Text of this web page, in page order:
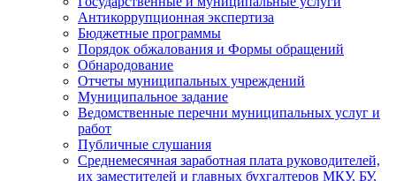
Антикоррупционная экспертиза
Бюджетные программы
Порядок обжалования и Формы обращений
Обнародование
Отчеты муниципальных учреждений
Муниципальное задание
Ведомственные перечни муниципальных услуг и
работ
Публичные слушания
Среднемесячная заработная плата руководителей,
их заместителей и главных бухгалтеров МКУ, БУ,